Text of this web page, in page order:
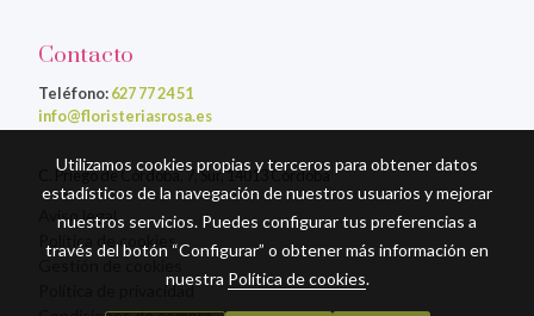
Contacto
Teléfono:627 77 24 51
info@floristeriasrosa.es
C. Priego de Córdoba, 7, Sur, 14013 Córdoba
Aviso legal
Política de cookies
Política de privacidad
Utilizamos cookies propias y terceros para obtener datos
estadísticos de la navegación de nuestros usuarios y mejorar
nuestros servicios. Puedes configurar tus preferencias a
través del botón “Configurar” o obtener más información en
nuestra Política de cookies.